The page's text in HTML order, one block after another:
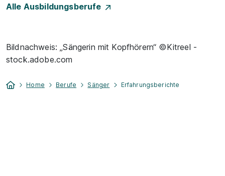
Alle Ausbildungsberufe
Bildnachweis: „Sängerin mit Kopfhörern“ ©Kitreel -
stock.adobe.com
Home Berufe Sänger Erfahrungsberichte